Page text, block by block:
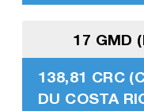
17 GMD
138,81 CRC
DU COSTA